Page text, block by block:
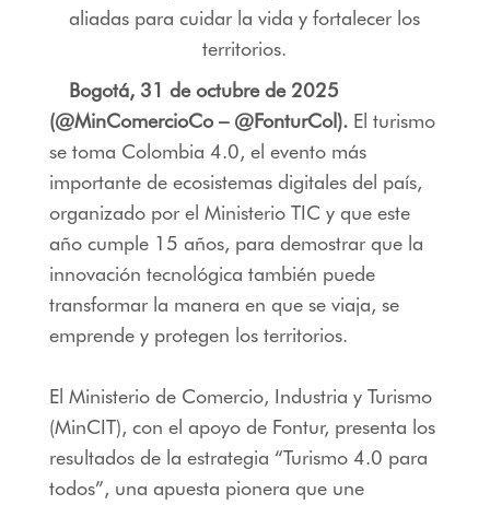
aliadas para cuidar la vida y fortalecer los
territorios.
Bogotá, 31 de octubre de 2025
(@MinComercioCo – @FonturCol).El turismo
se toma Colombia 4.0, el evento más
importante de ecosistemas digitales del país,
organizado por el Ministerio TIC y que este
año cumple 15 años, para demostrar que la
innovación tecnológica también puede
transformar la manera en que se viaja, se
emprende y protegen los territorios.
El Ministerio de Comercio, Industria y Turismo
(MinCIT), con el apoyo de Fontur, presenta los
resultados de la estrategia “Turismo 4.0 para
todos”, una apuesta pionera que une